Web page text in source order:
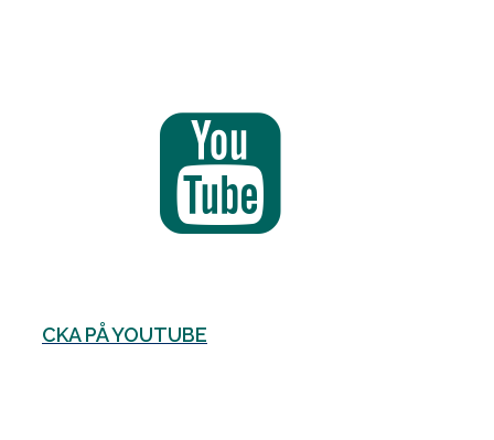
CKA PÅ YOUTUBE